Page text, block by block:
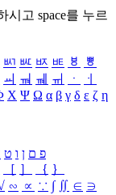
시고 space를 누르
ㅴ ㅵ ㅶ ㅷ ㅸ
ㅹ
ㆉ ㆊ ㆋ ㆌ ㆍ
ㆎ
Χ Ψ Ω α β γ δ ε ζ η
פ ם ן ו ט
［ ］ ｛ ｝
∽ ∝ ∵ ∫ ∬ ∈ ∋